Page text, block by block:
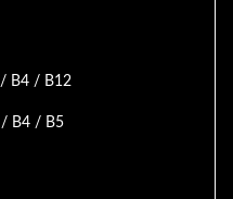
/ B4 / B12
B4 / B5